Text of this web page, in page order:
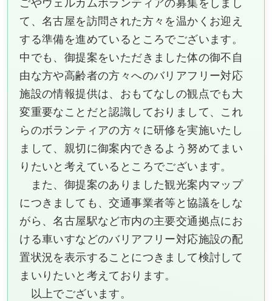
て、名古屋を訪問された方々を温かくお迎え
する準備を進めているところでございます。
中でも、御提案をいただきました体の御不自
由な方や高齢者の方々へのバリアフリー対応
施設の情報提供は、おもてなしの観点でも大
変重要なことだと認識しておりまして、これ
らのボランティアの方々に研修を実施いたし
まして、親切に御案内できるよう努めてまい
りたいと考えているところでございます。
また、御提案のありました観光案内マップ
につきましても、交通事業者等と協議をしな
がら、名古屋駅など市内の主要交通拠点にお
ける車いすなどのバリアフリー対応施設の配
置状況を表示することにつきまして検討して
まいりたいと考えております。
以上でございます。